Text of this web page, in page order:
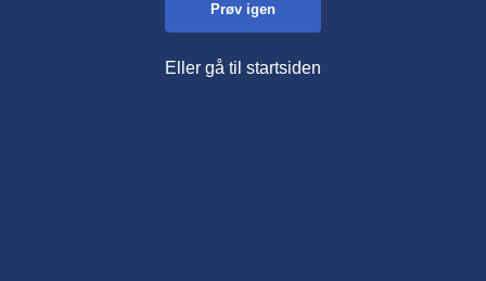
Prøv igen
Eller gå til startsiden